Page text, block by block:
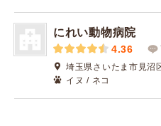
にれい動物病院
4.36
埼玉県さいたま市見沼
イヌ / ネコ